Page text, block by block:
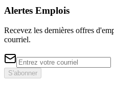
Alertes Emplois
Recevez les dernières offres
courriel.
S'abonner